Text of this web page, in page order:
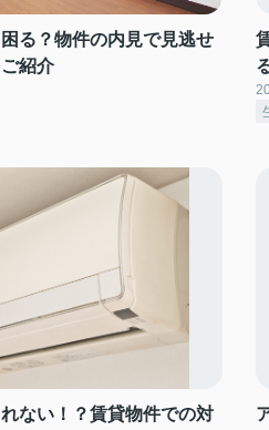
る？物件の内見で見逃せ
紹介
ない！？賃貸物件での対